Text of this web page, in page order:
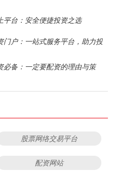
平台：安全便捷投资之选
门户：一站式服务平台，助力投
必备：一定要配资的理由与策
股票网络交易平台
配资网站